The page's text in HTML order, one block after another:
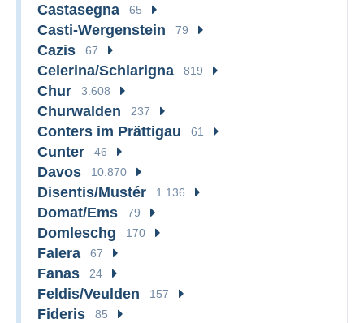
Castasegna 65
Casti-Wergenstein 79
Cazis 67
Celerina/Schlarigna 819
Chur 3.608
Churwalden 237
Conters im Prättigau 61
Cunter 46
Davos 10.870
Disentis/Mustér 1.136
Domat/Ems 79
Domleschg 170
Falera 67
Fanas 24
Feldis/Veulden 157
Fideris 85